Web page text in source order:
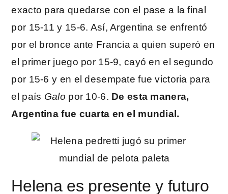
exacto para quedarse con el pase a la final
por 15-11 y 15-6. Así, Argentina se enfrentó
por el bronce ante Francia a quien superó en
el primer juego por 15-9, cayó en el segundo
por 15-6 y en el desempate fue victoria para
el país Galo por 10-6. De esta manera,
Argentina fue cuarta en el mundial.
Helena es presente y futuro